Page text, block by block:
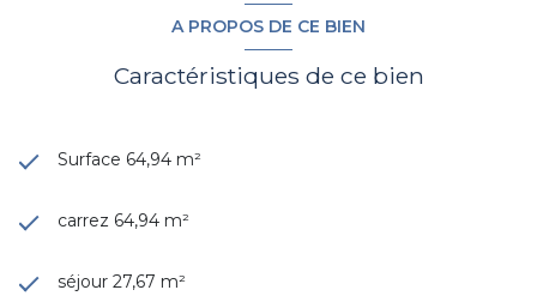
A PROPOS DE CE BIEN
Caractéristiques de ce bien
Surface 64,94 m²
carrez 64,94 m²
séjour 27,67 m²